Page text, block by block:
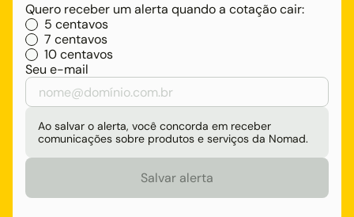
Quero receber um alerta quando a cotação cair:
5 centavos
7 centavos
10 centavos
Seu e-mail
Ao salvar o alerta, você concorda em receber
comunicações sobre produtos e serviços da Nomad.